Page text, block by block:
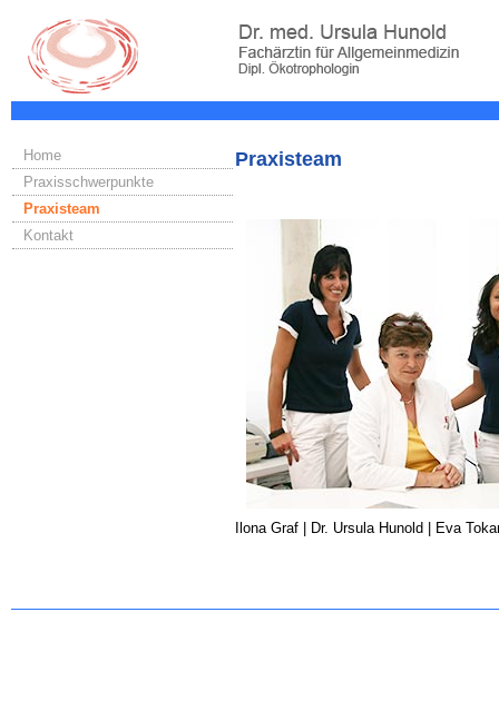
Home
Praxisschwerpunkte
Praxisteam
Kontakt
Praxisteam
Ilona Graf | Dr. Ursula Hunold | Eva